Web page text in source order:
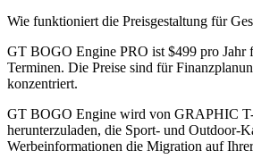
Wie funktioniert die Preisgestaltung für
GT BOGO Engine PRO ist $499 pro Jahr
Terminen. Die Preise sind für
konzentriert.
GT BOGO Engine wird von GRAPHIC T-
herunterzuladen, die Sport- und Outdoor-
Werbeinformationen die Migration auf